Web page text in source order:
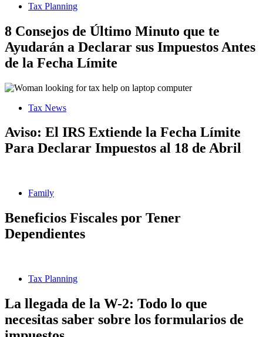
Tax Planning
8 Consejos de Último Minuto que te
Ayudarán a Declarar sus Impuestos Antes
de la Fecha Límite
Tax News
Aviso: El IRS Extiende la Fecha Límite
Para Declarar Impuestos al 18 de Abril
Family
Beneficios Fiscales por Tener
Dependientes
Tax Planning
La llegada de la W-2: Todo lo que
necesitas saber sobre los formularios de